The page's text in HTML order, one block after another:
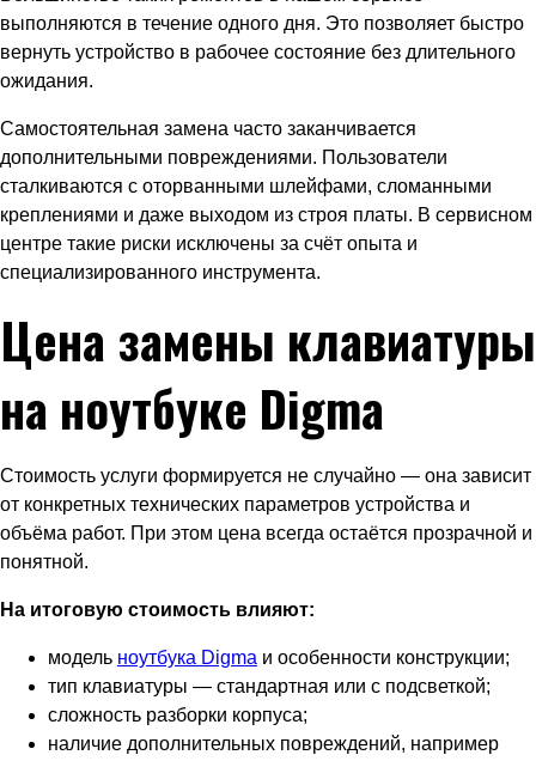
выполняются в течение одного дня. Это позволяет быстро
вернуть устройство в рабочее состояние без длительного
ожидания.
Самостоятельная замена часто заканчивается
дополнительными повреждениями. Пользователи
сталкиваются с оторванными шлейфами, сломанными
креплениями и даже выходом из строя платы. В сервисном
центре такие риски исключены за счёт опыта и
специализированного инструмента.
Цена замены клавиатуры
на ноутбуке Digma
Стоимость услуги формируется не случайно — она зависит
от конкретных технических параметров устройства и
объёма работ. При этом цена всегда остаётся прозрачной и
понятной.
На итоговую стоимость влияют:
модель ноутбука Digma и особенности конструкции;
тип клавиатуры — стандартная или с подсветкой;
сложность разборки корпуса;
наличие дополнительных повреждений, например